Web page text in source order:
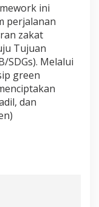
ini
perjalanan
zakat
Tujuan
SDGs). Melalui
green
dan